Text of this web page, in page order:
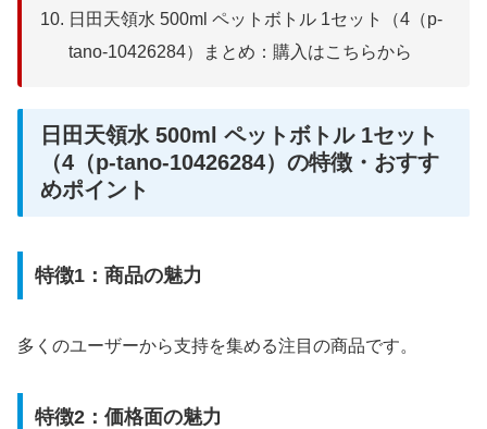
日田天領水 500ml ペットボトル 1セット（4（p-
tano-10426284）まとめ：購入はこちらから
日田天領水 500ml ペットボトル 1セット
（4（p-tano-10426284）の特徴・おすす
めポイント
特徴1：商品の魅力
多くのユーザーから支持を集める注目の商品です。
特徴2：価格面の魅力